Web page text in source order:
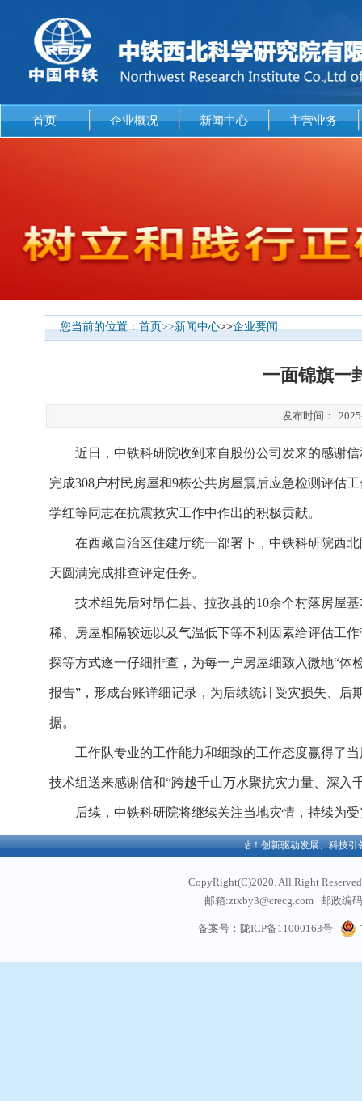
首页 企业概况 新闻中心 主营业务
您当前的位置：首页>>新闻中心>>企业要闻
一面锦旗一
发布时间：
近日，中铁科研院收到来自股份公司发来的感谢
完成308户村民房屋和9栋公共房屋震后应急检测评估
学红等同志在抗震救灾工作中作出的积极贡献。
在西藏自治区住建厅统一部署下，中铁科研院西
天圆满完成排查评定任务。
技术组先后对昂仁县、拉孜县的10余个村落房屋
稀、房屋相隔较远以及气温低下等不利因素给评估工
探等方式逐一仔细排查，为每一户房屋细致入微地“体
报告”，形成台账详细记录，为后续统计受灾损失、
据。
工作队专业的工作能力和细致的工作态度赢得了
技术组送来感谢信和“跨越千山万水聚抗灾力量、深入
后续，中铁科研院将继续关注当地灾情，持续为
欢迎访问中铁西北科学院有限公司官方网站！创新驱动发展、科技引领
CopyRight(C)2020. All Right
邮箱:ztxby3@crecg.com 邮政编
通信地址: 甘肃省兰
备案号：陇ICP备11000163号